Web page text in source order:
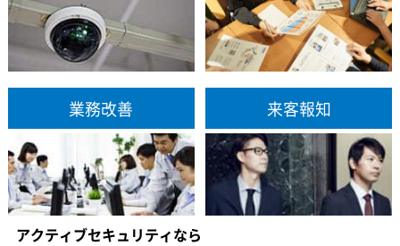
業務改善 来客報知
アクティブセキュリティなら